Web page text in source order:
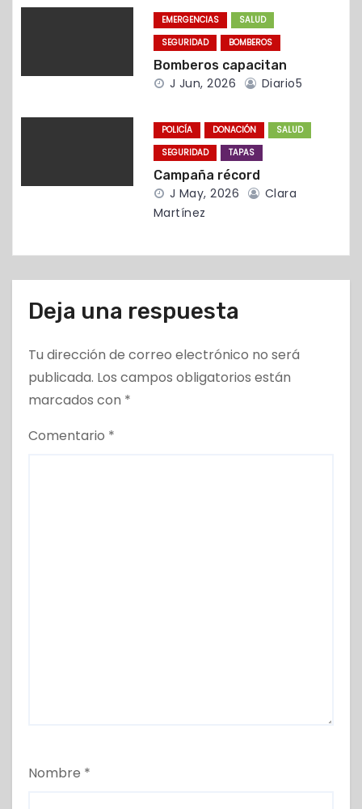
d
s
EMERGENCIAS
SALUD
SEGURIDAD
BOMBEROS
Bomberos capacitan
J Jun, 2026 Diario5
POLICÍA DONACIÓN
SALUD
SEGURIDAD
TAPAS
Campaña récord
J May, 2026
Clara
Martínez
Deja una respuesta
Tu dirección de correo electrónico no será
publicada. Los campos obligatorios están
marcados con *
Comentario *
Nombre *